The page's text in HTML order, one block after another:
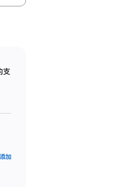
支
添加